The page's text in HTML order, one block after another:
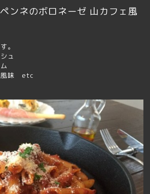
ンネのボロネーゼ 山カフェ風
。
ュ
風味 etc